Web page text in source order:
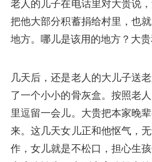
老人的儿子在电话里对大贵说
把他大部分积蓄捐给村里，也
地方。哪儿是该用的地方？大贵
几天后，还是老人的大儿子送
了一个小小的骨灰盒。按照老
里逗留一会儿。大贵把本家晚
来。这几天女儿正和他怄气，
作，女儿就是不松口，担心生